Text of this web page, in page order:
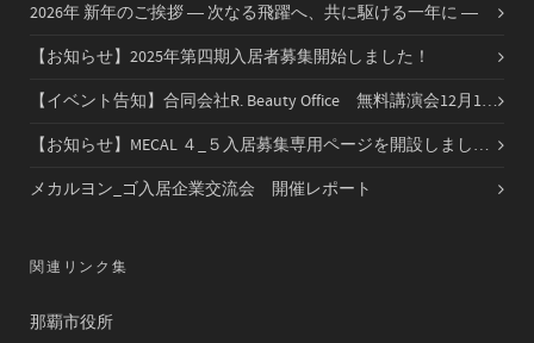
2026年 新年のご挨拶 ― 次なる飛躍へ、共に駆ける一年に ―
【お知らせ】2025年第四期入居者募集開始しました！
【イベント告知】合同会社R. Beauty Office 無料講演会12月14日（日）開催
【お知らせ】MECAL ４_５入居募集専用ページを開設しました！！
メカルヨン_ゴ入居企業交流会 開催レポート
関連リンク集
那覇市役所